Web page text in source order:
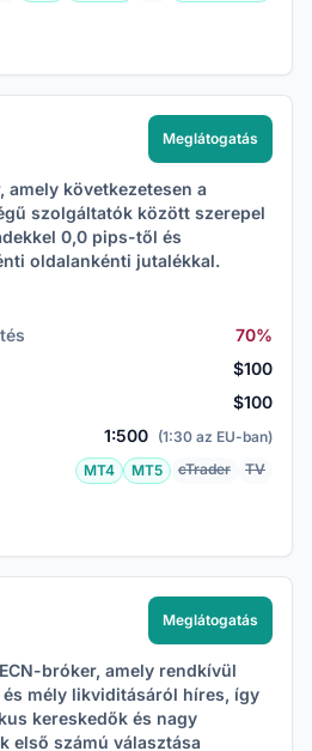
Meglátogatás
amely következetesen a
szolgáltatók között szerepel
0,0 pips-től és
oldalankénti jutalékkal.
70%
$100
$100
1:500 (1:30 az EU-ban)
MT4 MT5 cTrader TV
Meglátogatás
bróker, amely rendkívül
mély likviditásáról híres, így
kereskedők és nagy
első számú választása